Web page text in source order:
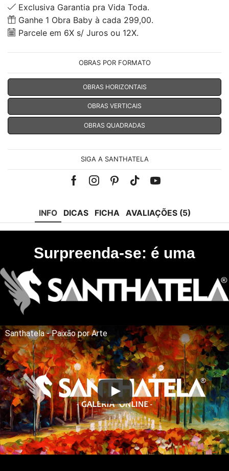
Exclusiva Garantia pra Vida Toda.
Ganhe 1 Obra Baby à cada 299,00.
Parcele em 6X s/ Juros ou 12X.
OBRAS POR FORMATO
OBRAS HORIZONTAIS
OBRAS VERTICAIS
OBRAS QUADRADAS
SIGA A SANTHATELA
Facebook
Instagram
Pinterest
Tik-Youtube
INFO DICAS FICHA AVALIAÇÕES (5)
Surpreenda-se: é uma
Santhatela - Paixão por Arte